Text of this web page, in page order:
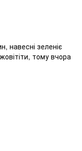
навесні зеленіє
тому вчора